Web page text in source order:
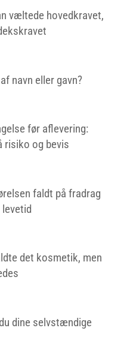
væltede hovedkravet,
navn eller gavn?
før aflevering:
risiko og bevis
faldt på fradrag
det kosmetik, men
dine selvstændige